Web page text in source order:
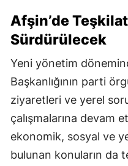
Afşin’de Teşkilat
Sürdürülecek
Yeni yönetim
Başkanlığının parti
ziyaretleri ve yerel
çalışmalarına devam
ekonomik, sosyal ve
bulunan konuların da